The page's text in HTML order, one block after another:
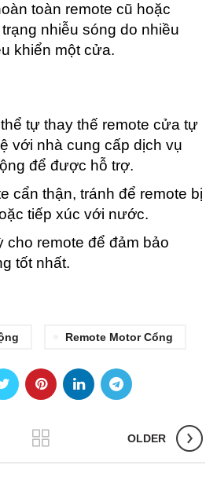
toàn remote cũ hoặc
nhiễu sóng do nhiều
khiển một cửa.
tự thay thế remote cửa tự
với nhà cung cấp dịch vụ
để được hỗ trợ.
cẩn thận, tránh để remote bị
tiếp xúc với nước.
cho remote để đảm bảo
tốt nhất.
Remote Motor Cổng
OLDER